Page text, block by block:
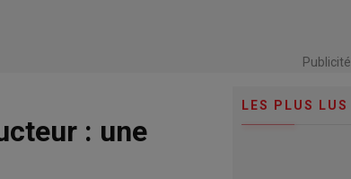
Publicité
: une
LES PLUS LUS